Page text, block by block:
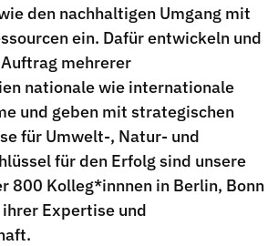
den nachhaltigen Umgang mit
ein. Dafür entwickeln und
mehrerer
nationale wie internationale
und geben mit strategischen
für Umwelt-, Natur- und
für den Erfolg sind unsere
800 Kolleg*innnen in Berlin, Bonn
Expertise und